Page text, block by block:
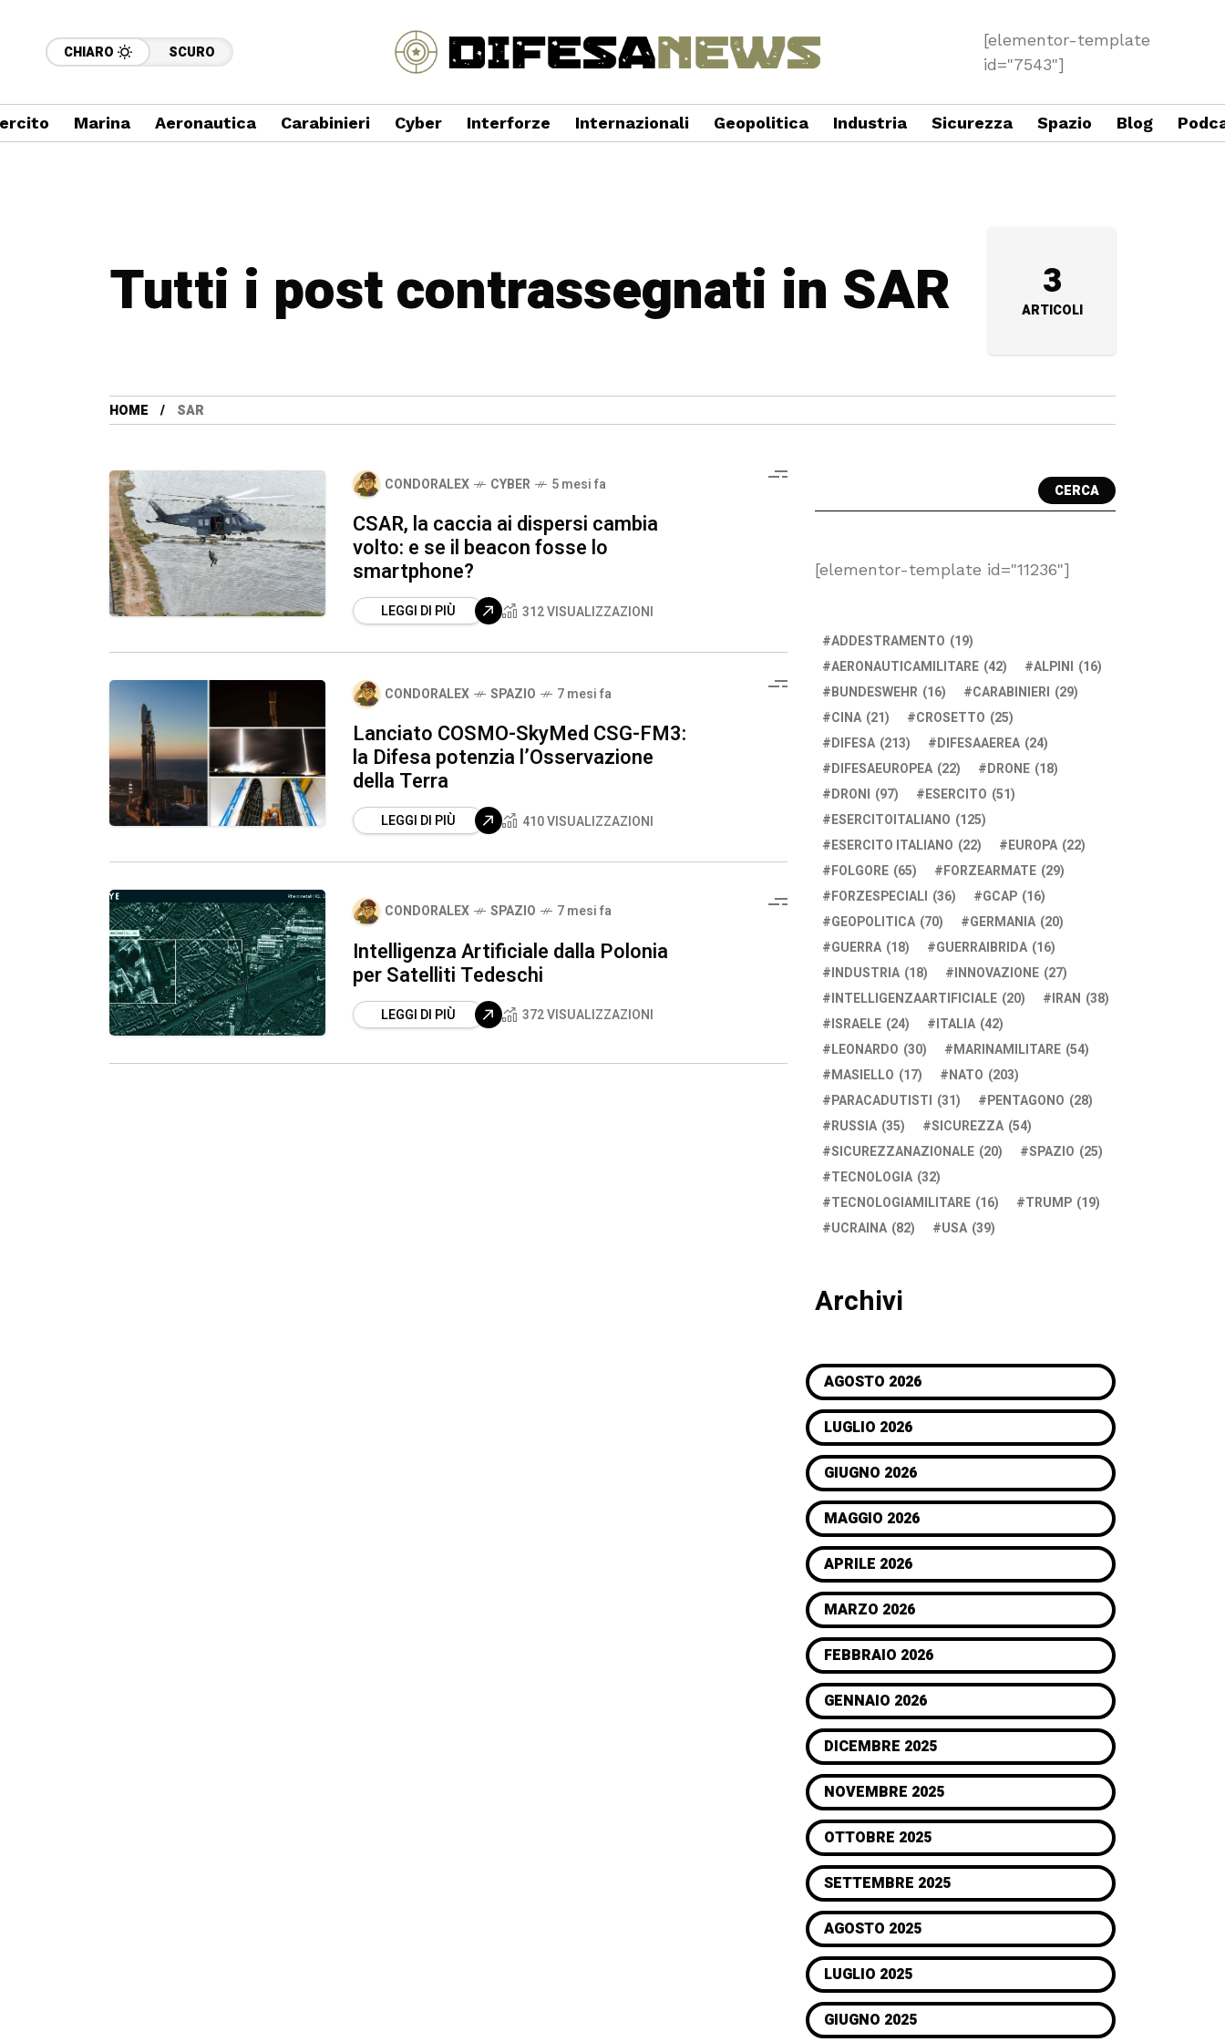
CHIARO SCURO
[elementor-template
id="7543"]
Marina Aeronautica Carabinieri Cyber Interforze Internazionali Geopolitica Industria Sicurezza Spazio Blog
Tutti i post contrassegnati in SAR 3
ARTICOLI
HOME SAR
CONDORALEX CYBER 5 mesi fa
CSAR, la caccia ai dispersi cambia
volto: e se il beacon fosse lo
smartphone?
LEGGI DI PIÙ 312 VISUALIZZAZIONI
CONDORALEX SPAZIO 7 mesi fa
Lanciato COSMO-SkyMed CSG-FM3:
la Difesa potenzia l’Osservazione
della Terra
LEGGI DI PIÙ 410 VISUALIZZAZIONI
CONDORALEX SPAZIO 7 mesi fa
Intelligenza Artificiale dalla Polonia
per Satelliti Tedeschi
LEGGI DI PIÙ 372 VISUALIZZAZIONI
CERCA
[elementor-template id="11236"]
ADDESTRAMENTO (19)
AERONAUTICAMILITARE (42) ALPINI (16)
BUNDESWEHR (16) CARABINIERI (29)
CINA (21) CROSETTO (25)
DIFESA (213) DIFESAAEREA (24)
DIFESAEUROPEA (22) DRONE (18)
DRONI (97) ESERCITO (51)
ESERCITOITALIANO (125)
ESERCITO ITALIANO (22) EUROPA (22)
FOLGORE (65) FORZEARMATE (29)
FORZESPECIALI (36) GCAP (16)
GEOPOLITICA (70) GERMANIA (20)
GUERRA (18) GUERRAIBRIDA (16)
INDUSTRIA (18) INNOVAZIONE (27)
INTELLIGENZAARTIFICIALE (20) IRAN (38)
ISRAELE (24) ITALIA (42)
LEONARDO (30) MARINAMILITARE (54)
MASIELLO (17) NATO (203)
PARACADUTISTI (31) PENTAGONO (28)
RUSSIA (35) SICUREZZA (54)
SICUREZZANAZIONALE (20) SPAZIO (25)
TECNOLOGIA (32)
TECNOLOGIAMILITARE (16) TRUMP (19)
UCRAINA (82) USA (39)
Archivi
AGOSTO 2026
LUGLIO 2026
GIUGNO 2026
MAGGIO 2026
APRILE 2026
MARZO 2026
FEBBRAIO 2026
GENNAIO 2026
DICEMBRE 2025
NOVEMBRE 2025
OTTOBRE 2025
SETTEMBRE 2025
AGOSTO 2025
LUGLIO 2025
GIUGNO 2025